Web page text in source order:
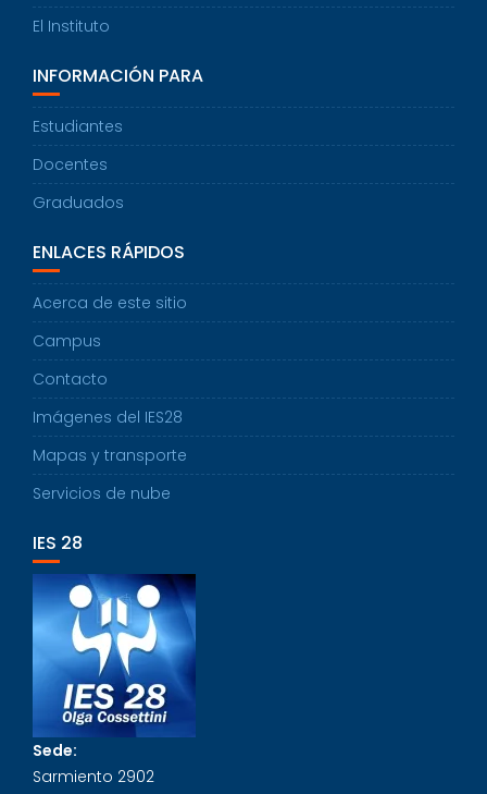
El Instituto
INFORMACIÓN PARA
Estudiantes
Docentes
Graduados
ENLACES RÁPIDOS
Acerca de este sitio
Campus
Contacto
Imágenes del IES28
Mapas y transporte
Servicios de nube
IES 28
Sede:
Sarmiento 2902